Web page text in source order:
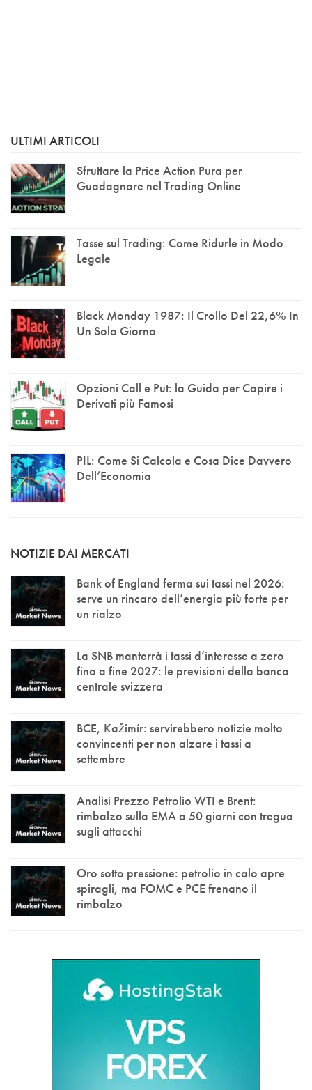
ULTIMI ARTICOLI
Sfruttare la Price Action Pura per
Guadagnare nel Trading Online
Tasse sul Trading: Come Ridurle in Modo
Legale
Black Monday 1987: Il Crollo Del 22,6% In
Un Solo Giorno
Opzioni Call e Put: la Guida per Capire i
Derivati più Famosi
PIL: Come Si Calcola e Cosa Dice Davvero
Dell’Economia
NOTIZIE DAI MERCATI
Bank of England ferma sui tassi nel 2026:
serve un rincaro dell’energia più forte per
un rialzo
La SNB manterrà i tassi d’interesse a zero
fino a fine 2027: le previsioni della banca
centrale svizzera
BCE, Kažimír: servirebbero notizie molto
convincenti per non alzare i tassi a
settembre
Analisi Prezzo Petrolio WTI e Brent:
rimbalzo sulla EMA a 50 giorni con tregua
sugli attacchi
Oro sotto pressione: petrolio in calo apre
spiragli, ma FOMC e PCE frenano il
rimbalzo